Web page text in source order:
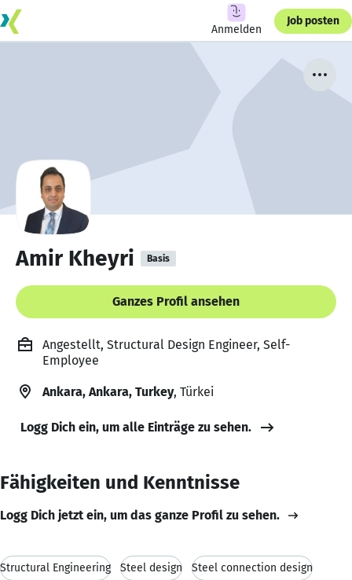
Anmelden
Job posten
Amir Kheyri Basis
Ganzes Profil ansehen
Angestellt, Structural Design Engineer, Self-
Employee
Ankara, Ankara, Turkey, Türkei
Logg Dich ein, um alle Einträge zu sehen.
Fähigkeiten und Kenntnisse
Logg Dich jetzt ein, um das ganze Profil zu sehen.
Structural Engineering Steel design Steel connection design